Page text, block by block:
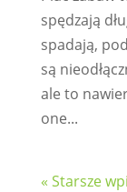
spędzają
spadają,
są
ale to
one...
« Starsze